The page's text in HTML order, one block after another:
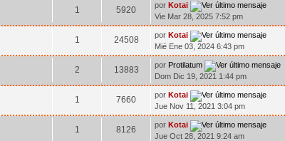
1 5920 por Kotai
Vie Mar 28, 2025 7:52 pm
1 24508 por Kotai
Mié Ene 03, 2024 6:43 pm
2 13883 por Protilatum
Dom Dic 19, 2021 1:44 pm
1 7660 por Kotai
Jue Nov 11, 2021 3:04 pm
1 8126 por Kotai
Jue Oct 28, 2021 9:24 am